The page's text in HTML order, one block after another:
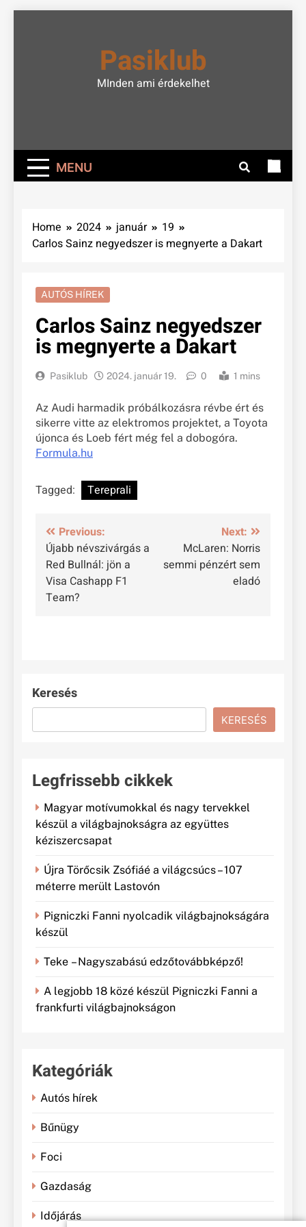
Pasiklub
MInden ami érdekelhet
MENU
Home 2024 január
19
Carlos Sainz negyedszer is megnyerte a Dakart
AUTÓS HÍREK
Carlos Sainz negyedszer
is megnyerte a Dakart
Pasiklub 2024. január 19. 0 1 mins
Az Audi harmadik próbálkozásra révbe ért és
sikerre vitte az elektromos projektet, a Toyota
újonca és Loeb fért még fel a dobogóra.
Formula.hu
Tagged: Tereprali
Bejegyzés
navigáció
Previous:
Újabb névszivárgás a
Red Bullnál: jön a
Visa Cashapp F1
Team?
Next:
McLaren: Norris
semmi pénzért sem
eladó
Keresés
KERESÉS
Legfrissebb cikkek
Magyar motívumokkal és nagy tervekkel
készül a világbajnokságra az együttes
kéziszercsapat
Újra Törőcsik Zsófiáé a világcsúcs – 107
méterre merült Lastovón
Pigniczki Fanni nyolcadik világbajnokságára
készül
Teke – Nagyszabású edzőtovábbképző!
A legjobb 18 közé készül Pigniczki Fanni a
frankfurti világbajnokságon
Kategóriák
Autós hírek
Bűnügy
Foci
Gazdaság
Időjárás